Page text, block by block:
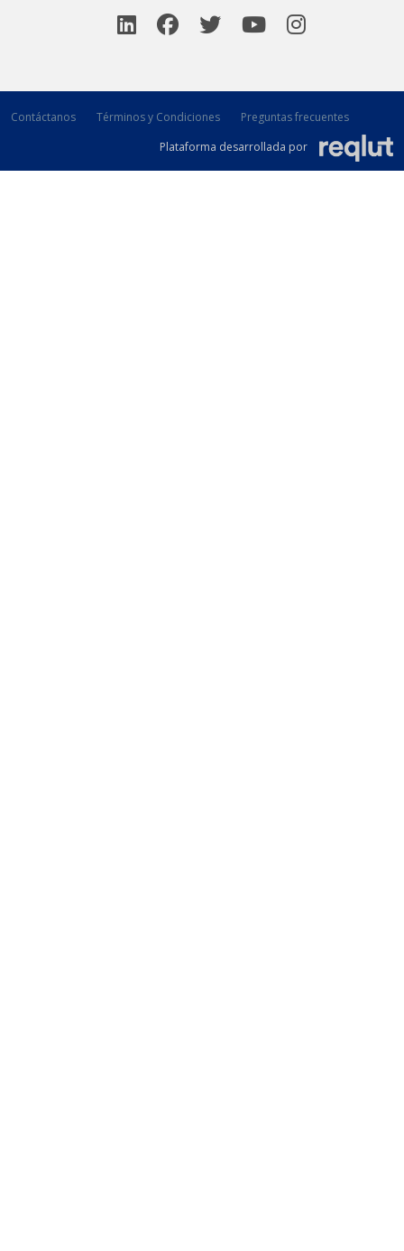
Contáctanos Términos y Condiciones
Preguntas frecuentes
Plataforma desarrollada por